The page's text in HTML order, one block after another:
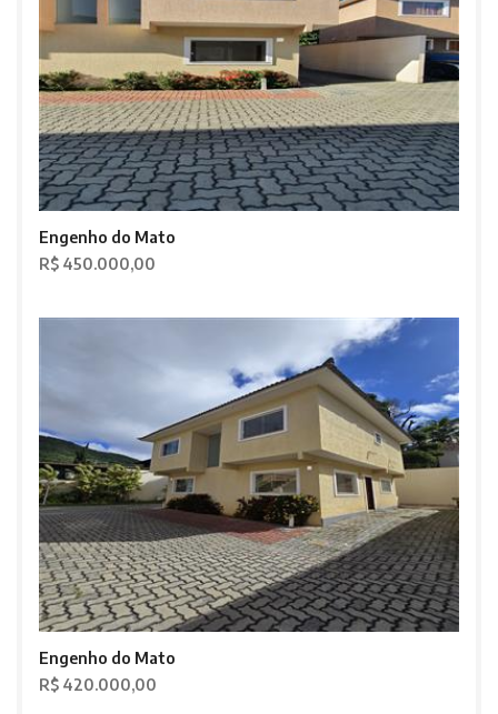
Engenho do Mato
R$ 450.000,00
Engenho do Mato
R$ 420.000,00